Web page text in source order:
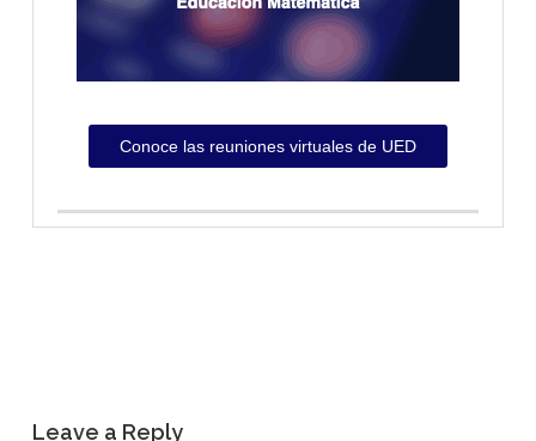
Leave a Reply